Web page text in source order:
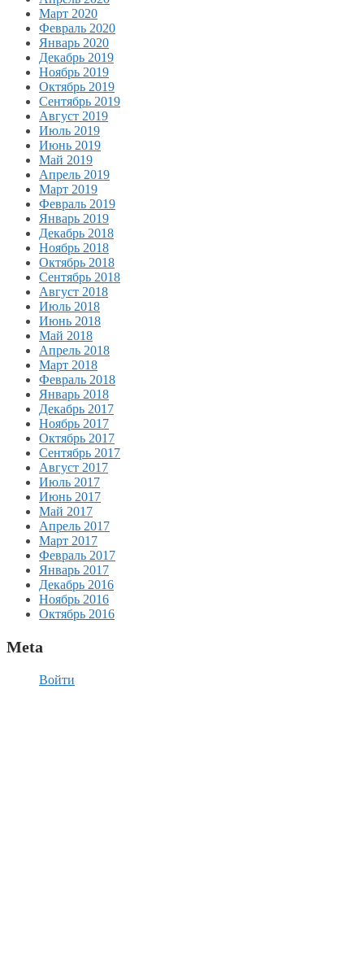
Март 2020
Февраль 2020
Январь 2020
Декабрь 2019
Ноябрь 2019
Октябрь 2019
Сентябрь 2019
Август 2019
Июль 2019
Июнь 2019
Май 2019
Апрель 2019
Март 2019
Февраль 2019
Январь 2019
Декабрь 2018
Ноябрь 2018
Октябрь 2018
Сентябрь 2018
Август 2018
Июль 2018
Июнь 2018
Май 2018
Апрель 2018
Март 2018
Февраль 2018
Январь 2018
Декабрь 2017
Ноябрь 2017
Октябрь 2017
Сентябрь 2017
Август 2017
Июль 2017
Июнь 2017
Май 2017
Апрель 2017
Март 2017
Февраль 2017
Январь 2017
Декабрь 2016
Ноябрь 2016
Октябрь 2016
Meta
Войти